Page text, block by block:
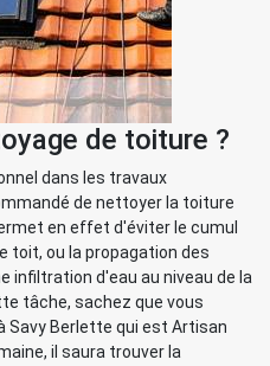
de toiture ?
dans les travaux
de nettoyer la toiture
en effet d'éviter le cumul
toit, ou la propagation des
infiltration d'eau au niveau de la
tâche, sachez que vous
Savy Berlette qui est Artisan
il saura trouver la